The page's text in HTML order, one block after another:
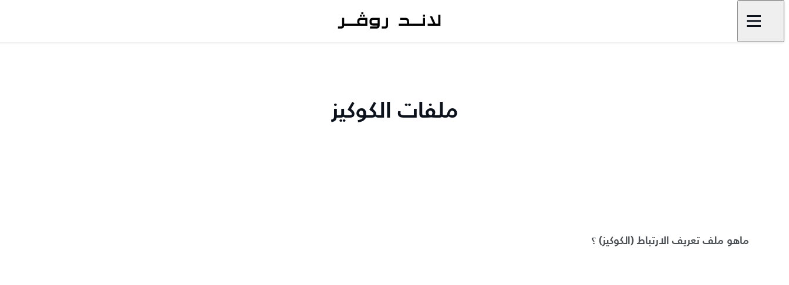
ملفات الكوكيز
ماهو ملف تعريف الارتباط ( الكوكيز) ؟